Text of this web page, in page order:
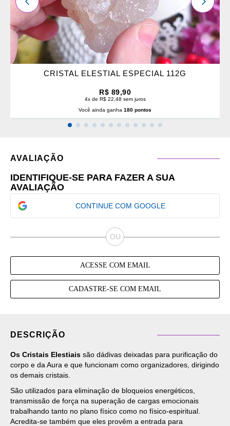
CRISTAL ELESTIAL ESPECIAL 112G
R$ 89,90
4x de R$ 22,48 sem juros
Você ainda ganha 180 pontos
AVALIAÇÃO
IDENTIFIQUE-SE PARA FAZER A SUA
AVALIAÇÃO
CONTINUE COM GOOGLE
ACESSE COM EMAIL
CADASTRE-SE COM EMAIL
DESCRIÇÃO
Os Cristais Elestiais são dádivas deixadas para purificação do
corpo e da Aura e que funcionam como organizadores, dirigindo
os demais cristais.
São utilizados para eliminação de bloqueios energéticos,
transmissão de força na superação de cargas emocionais
trabalhando tanto no plano físico como no físico-espiritual.
Acredita-se também que eles provêm a entrada para